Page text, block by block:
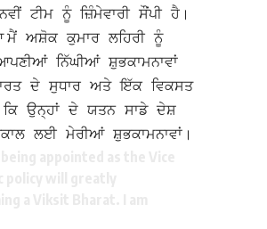
ਟੀਮ ਨੂੰ ਜ਼ਿੰਮੇਵਾਰੀ ਸੌਂਪੀ ਹੈ।
ਮੈਂ ਅਸ਼ੋਕ ਕੁਮਾਰ ਲਹਿਰੀ ਨੂੰ
ਨਿੱਘੀਆਂ ਸ਼ੁਭਕਾਮਨਾਵਾਂ
ਦੇ ਸੁਧਾਰ ਅਤੇ ਇੱਕ ਵਿਕਸਤ
ਉਨ੍ਹਾਂ ਦੇ ਯਤਨ ਸਾਡੇ ਦੇਸ਼
ਲਈ ਮੇਰੀਆਂ ਸ਼ੁਭਕਾਮਨਾਵਾਂ।